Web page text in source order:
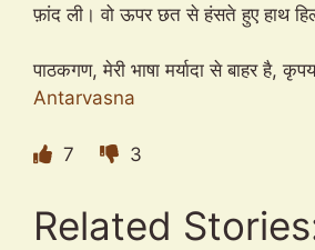
फ़ांद ली। वो ऊपर छत से हंसते हुए हाथ
पाठकगण, मेरी भाषा मर्यादा से बाहर है,
Antarvasna
7 3
Related